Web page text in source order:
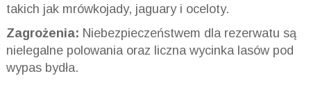
takich jak mrówkojady, jaguary i oceloty.
Zagrożenia: Niebezpieczeństwem dla rezerwatu są
nielegalne polowania oraz liczna wycinka lasów pod
wypas bydła.